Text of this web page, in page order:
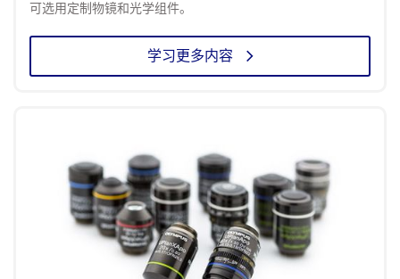
可选用定制物镜和光学组件。
学习更多内容